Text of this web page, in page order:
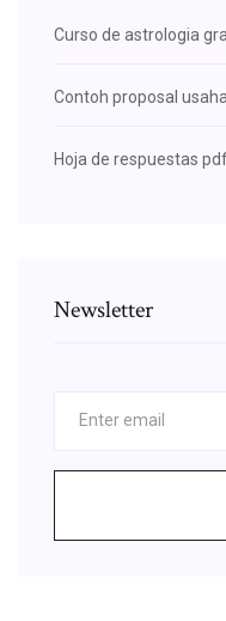
Curso de astrologia
Contoh proposal
Hoja de respuestas
Newsletter